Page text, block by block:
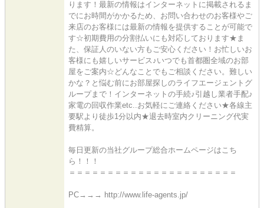
ります！最新の情報はインターネットに掲載されるま
でにお時間がかかるため、お問い合わせのお客様やご
来店のお客様には最新の情報を提供することが可能で
す☆初期費用の分割払いにも対応しております★ま
た、保証人のいない方もご安心ください！お忙しいお
客様にも嬉しいサービス♪いつでも首都圏全域のお部
屋をご案内☆どんなことでもご相談ください。難しい
かな？と悩む前にお部屋探しのライフエージェントグ
ループまで！インターネットの手続♪引越し業者手配♪
家電の回収作業etc..お気軽にご連絡ください★各線主
要駅より徒歩1分以内★退去時室内クリーニング代実
費精算。
毎日更新の当社グループ総合ホームページはこち
ら！！！
＝＝＝＝＝＝＝＝＝＝＝＝＝＝＝＝＝＝＝＝＝＝
PC→→→ http://www.life-agents.jp/